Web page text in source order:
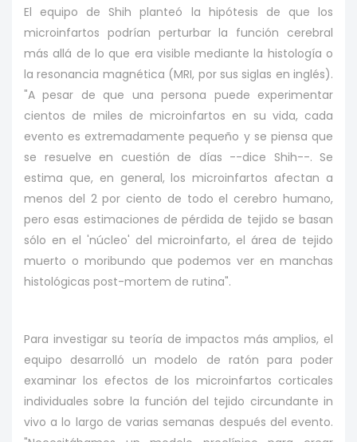
El equipo de Shih planteó la hipótesis de que los
microinfartos podrían perturbar la función cerebral
más allá de lo que era visible mediante la histología o
la resonancia magnética (MRI, por sus siglas en inglés).
"A pesar de que una persona puede experimentar
cientos de miles de microinfartos en su vida, cada
evento es extremadamente pequeño y se piensa que
se resuelve en cuestión de días --dice Shih--. Se
estima que, en general, los microinfartos afectan a
menos del 2 por ciento de todo el cerebro humano,
pero esas estimaciones de pérdida de tejido se basan
sólo en el 'núcleo' del microinfarto, el área de tejido
muerto o moribundo que podemos ver en manchas
histológicas post-mortem de rutina".
Para investigar su teoría de impactos más amplios, el
equipo desarrolló un modelo de ratón para poder
examinar los efectos de los microinfartos corticales
individuales sobre la función del tejido circundante in
vivo a lo largo de varias semanas después del evento.